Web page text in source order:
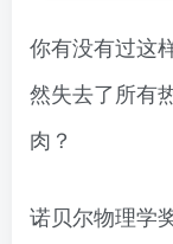
你有没有过这
然失去了所有
肉？
诺贝尔物理学